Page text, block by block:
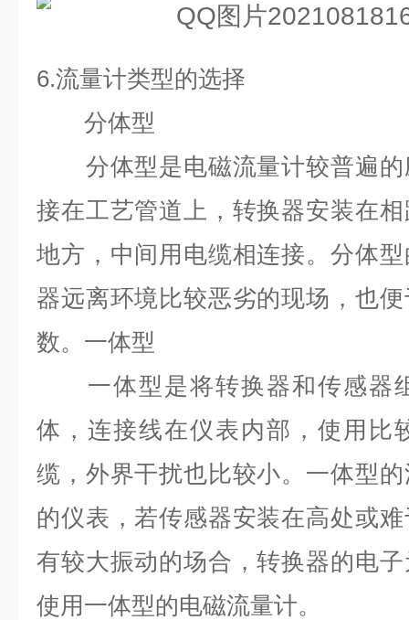
6.流量计类型的选择
分体型
分体型是电磁流量计较普遍的
接在工艺管道上，转换器安装在
地方，中间用电缆相连接。分体
器远离环境比较恶劣的现场，也
数。一体型
一体型是将转换器和传感器
体，连接线在仪表内部，使用比
缆，外界干扰也比较小。一体型
的仪表，若传感器安装在高处或
有较大振动的场合，转换器的电
使用一体型的电磁流量计。